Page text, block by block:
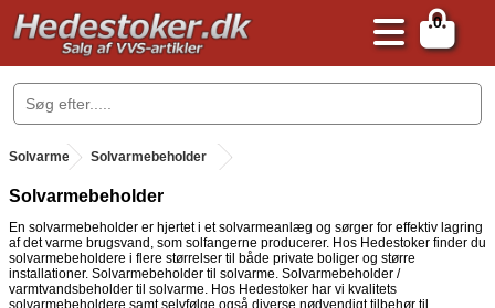
0
.
Solvarme . Solvarmebeholder
Solvarmebeholder
En solvarmebeholder er hjertet i et solvarmeanlæg og sørger for effektiv lagring
af det varme brugsvand, som solfangerne producerer. Hos Hedestoker finder du
solvarmebeholdere i flere størrelser til både private boliger og større
installationer. Solvarmebeholder til solvarme. Solvarmebeholder /
varmtvandsbeholder til solvarme. Hos Hedestoker har vi kvalitets
solvarmebeholdere samt selvfølge også diverse nødvendigt tilbehør til